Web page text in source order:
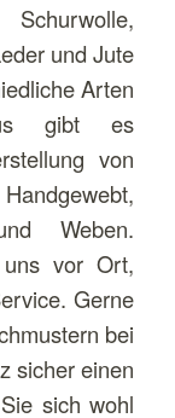
und Jute
Arten
gibt es
von
Weben.
vor Ort,
Gerne
bei
sicher einen
sich wohl